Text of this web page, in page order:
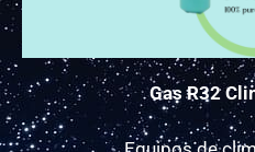
Gas R32